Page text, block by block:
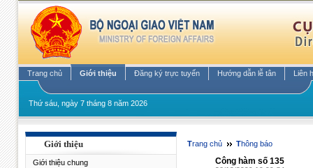
Trang chủ Giới thiệu Đăng ký trực tuyến Hướng dẫn lễ tân Liên
Thứ sáu, ngày 7 tháng 8 năm 2026
Giới thiệu
Giới thiệu chung
Trang chủ Thông báo
Công hàm số 135